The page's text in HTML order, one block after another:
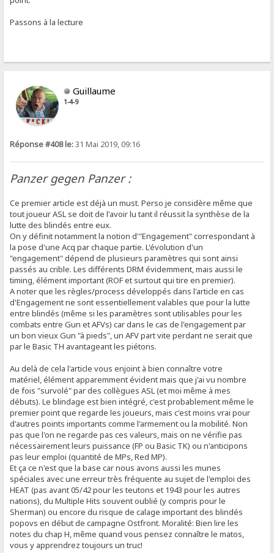
Passons à la lecture
Guillaume
1-4-9
Réponse #408 le:31 Mai 2019, 09:16
Panzer gegen Panzer :
Ce premier article est déjà un must. Perso je considère même que
tout joueur ASL se doit de l'avoir lu tant il réussit la synthèse de la
lutte des blindés entre eux.
On y définit notamment la notion d'"Engagement" correspondant à
la pose d'une Acq par chaque partie. L'évolution d'un
"engagement" dépend de plusieurs paramètres qui sont ainsi
passés au crible. Les différents DRM évidemment, mais aussi le
timing, élément important (ROF et surtout qui tire en premier).
A noter que les règles/process développés dans l'article en cas
d'Engagement ne sont essentiellement valables que pour la lutte
entre blindés (même si les paramètres sont utilisables pour les
combats entre Gun et AFVs) car dans le cas de l'engagement par
un bon vieux Gun "à pieds", un AFV part vite perdant ne serait que
par le Basic TH avantageant les piétons.
Au delà de cela l'article vous enjoint à bien connaître votre
matériel, élément apparemment évident mais que j'ai vu nombre
de fois "survolé" par des collègues ASL (et moi même à mes
débuts). Le blindage est bien intégré, c'est probablement même le
premier point que regarde les joueurs, mais c'est moins vrai pour
d'autres points importants comme l'armement ou la mobilité. Non
pas que l'on ne regarde pas ces valeurs, mais on ne vérifie pas
nécessairement leurs puissance (FP ou Basic TK) ou n'anticipons
pas leur emploi (quantité de MPs, Red MP).
Et ça ce n'est que la base car nous avons aussi les munes
spéciales avec une erreur très fréquente au sujet de l'emploi des
HEAT (pas avant 05/42 pour les teutons et 1943 pour les autres
nations), du Multiple Hits souvent oublié (y compris pour le
Sherman) ou encore du risque de calage important des blindés
popovs en début de campagne Ostfront. Moralité: Bien lire les
notes du chap H, même quand vous pensez connaître le matos,
vous y apprendrez toujours un truc!